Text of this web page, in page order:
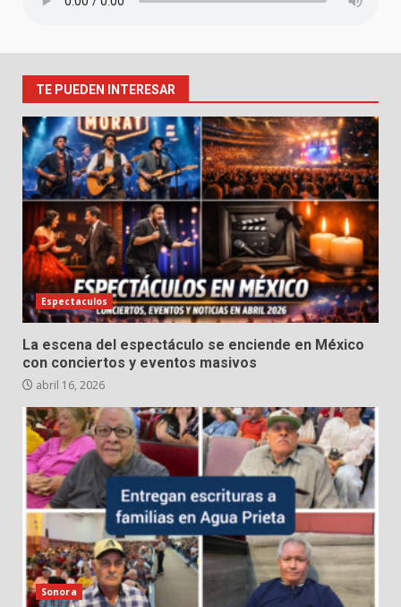
TE PUEDEN INTERESAR
Espectaculos
La escena del espectáculo se enciende en México
con conciertos y eventos masivos
abril 16, 2026
Sonora